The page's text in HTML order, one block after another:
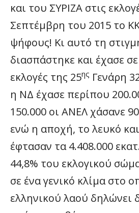
και του ΣΥΡΙΖΑ στις
Σεπτέμβρη του 2015 το
ψήφους! Κι αυτό τη
διασπάστηκε και έχασε
εκλογές της 25ης Γενάρη
η ΝΔ έχασε περίπου
150.000 οι ΑΝΕΛ χάσανε
ενώ η αποχή, το λευκό
έφτασαν τα 4.408.000
44,8% του εκλογικού
σε ένα γενικό κλίμα στο
ελληνικού λαού δηλώνει